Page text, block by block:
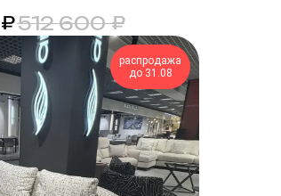
₽512 600 ₽
распродажа
до 31.08